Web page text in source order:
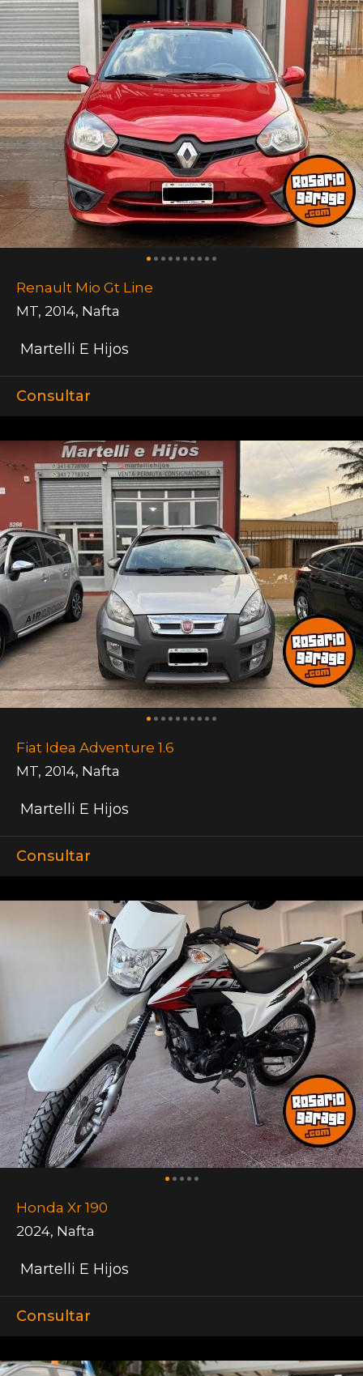
Renault Mio Gt Line
MT, 2014, Nafta
Martelli E Hijos
Consultar
Fiat Idea Adventure 1.6
MT, 2014, Nafta
Martelli E Hijos
Consultar
Honda Xr 190
2024, Nafta
Martelli E Hijos
Consultar